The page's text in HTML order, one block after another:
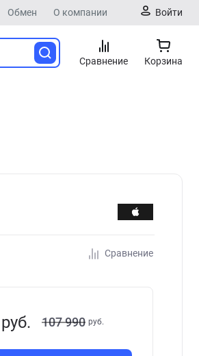
Обмен О компании Войти
Сравнение Корзина
Сравнение
руб. 107 990 руб.